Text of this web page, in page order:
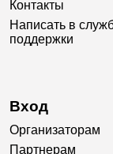
Контакты
Написать в
поддержки
Вход
Организаторам
Партнерам